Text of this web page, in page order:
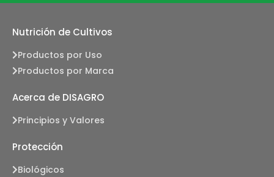
Nutrición de Cultivos
Productos por Uso
Productos por Marca
Acerca de DISAGRO
Principios y Valores
Protección
Biológicos